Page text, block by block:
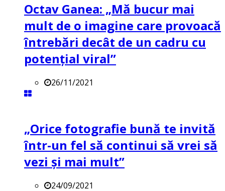
Octav Ganea: „Mă bucur mai
mult de o imagine care provoacă
întrebări decât de un cadru cu
potenţial viral”
26/11/2021
„Orice fotografie bună te invită
într-un fel să continui să vrei să
vezi și mai mult”
24/09/2021